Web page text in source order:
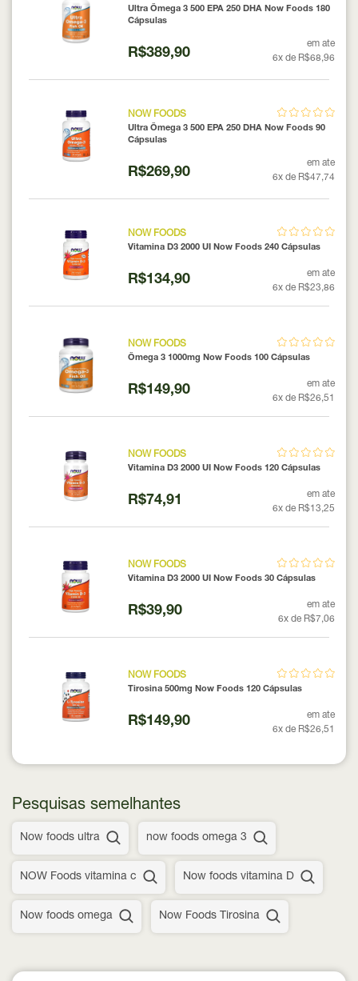
Ultra Ômega 3 500 EPA 250 DHA Now Foods 180
Cápsulas
R$389,90
em ate
6x de R$68,96
NOW FOODS
Ultra Ômega 3 500 EPA 250 DHA Now Foods 90
Cápsulas
R$269,90
em ate
6x de R$47,74
NOW FOODS
Vitamina D3 2000 UI Now Foods 240 Cápsulas
R$134,90
em ate
6x de R$23,86
NOW FOODS
Ômega 3 1000mg Now Foods 100 Cápsulas
R$149,90
em ate
6x de R$26,51
NOW FOODS
Vitamina D3 2000 UI Now Foods 120 Cápsulas
R$74,91
em ate
6x de R$13,25
NOW FOODS
Vitamina D3 2000 UI Now Foods 30 Cápsulas
R$39,90
em ate
6x de R$7,06
NOW FOODS
Tirosina 500mg Now Foods 120 Cápsulas
R$149,90
em ate
6x de R$26,51
Pesquisas semelhantes
Now foods ultra now foods omega 3
NOW Foods vitamina c Now foods vitamina D
Now foods omega Now Foods Tirosina